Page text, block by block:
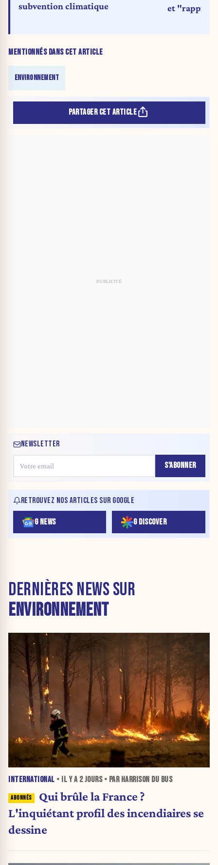
MENTIONNÉS DANS CET ARTICLE
ENVIRONNEMENT
subvention climatique
et
PARTAGER CET ARTICLE
NEWSLETTER
S'ABONNER
RETROUVEZ NOS ARTICLES SUR GOOGLE
G NEWS G DISCOVER
DERNIÈRES NEWS SUR
ENVIRONNEMENT
INTERNATIONAL • IL Y A 2 JOURS• PAR HARRISON DU BUS
Qui brûle la France ?
L'inquiétant profil des incendiaires se
dessine